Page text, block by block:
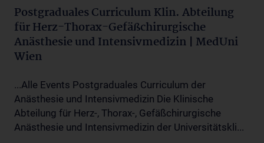
Postgraduales Curriculum Klin. Abteilung
für Herz-Thorax-Gefäßchirurgische
Anästhesie und Intensivmedizin | MedUni
Wien
...Alle Events Postgraduales Curriculum der
Anästhesie und Intensivmedizin Die Klinische
Abteilung für Herz-, Thorax-, Gefäßchirurgische
Anästhesie und Intensivmedizin der Universitätskli...